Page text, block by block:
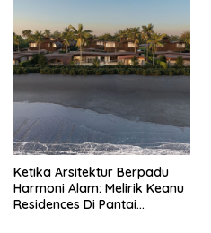
Ketika Arsitektur Berpadu
Harmoni Alam: Melirik Keanu
Residences Di Pantai